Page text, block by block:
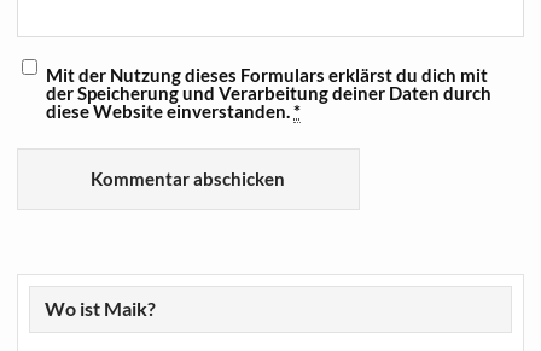
Mit der Nutzung dieses Formulars erklärst du dich mit
der Speicherung und Verarbeitung deiner Daten durch
diese Website einverstanden.*
Wo ist Maik?